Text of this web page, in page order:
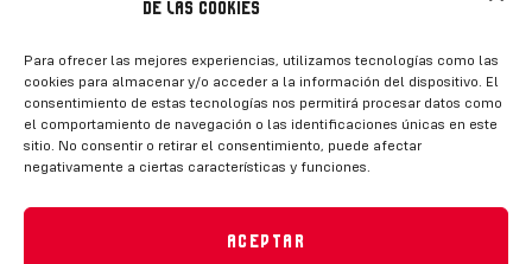
de las cookies
Para ofrecer las mejores experiencias, utilizamos tecnologías como las
cookies para almacenar y/o acceder a la información del dispositivo. El
consentimiento de estas tecnologías nos permitirá procesar datos como
el comportamiento de navegación o las identificaciones únicas en este
sitio. No consentir o retirar el consentimiento, puede afectar
negativamente a ciertas características y funciones.
Aceptar
Síguenos